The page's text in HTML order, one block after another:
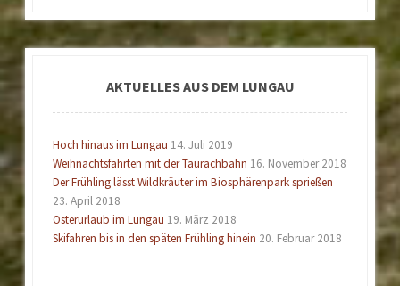
AKTUELLES AUS DEM LUNGAU
Hoch hinaus im Lungau 14. Juli 2019
Weihnachtsfahrten mit der Taurachbahn 16. November 2018
Der Frühling lässt Wildkräuter im Biosphärenpark sprießen
23. April 2018
Osterurlaub im Lungau 19. März 2018
Skifahren bis in den späten Frühling hinein 20. Februar 2018